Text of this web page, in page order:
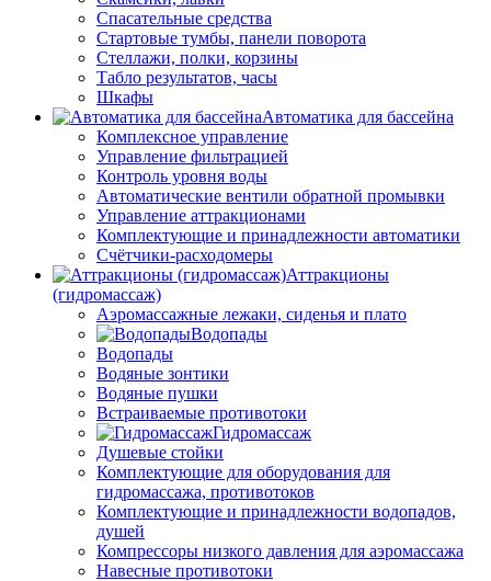
Спасательные средства
Стартовые тумбы, панели поворота
Стеллажи, полки, корзины
Табло результатов, часы
Шкафы
Автоматика для бассейна
Комплексное управление
Управление фильтрацией
Контроль уровня воды
Автоматические вентили обратной промывки
Управление аттракционами
Комплектующие и принадлежности автоматики
Счётчики-расходомеры
Аттракционы
(гидромассаж)
Аэромассажные лежаки, сиденья и плато
Водопады
Водопады
Водяные зонтики
Водяные пушки
Встраиваемые противотоки
Гидромассаж
Душевые стойки
Комплектующие для оборудования для
гидромассажа, противотоков
Комплектующие и принадлежности водопадов,
душей
Компрессоры низкого давления для аэромассажа
Навесные противотоки